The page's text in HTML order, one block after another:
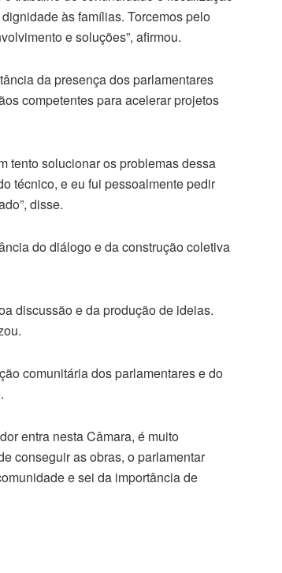
às famílias. Torcemos pelo
e soluções”, afirmou.
da presença dos parlamentares
competentes para acelerar projetos
tento solucionar os problemas dessa
técnico, e eu fui pessoalmente pedir
disse.
do diálogo e da construção coletiva
discussão e da produção de ideias.
comunitária dos parlamentares e do
entra nesta Câmara, é muito
conseguir as obras, o parlamentar
e sei da importância de